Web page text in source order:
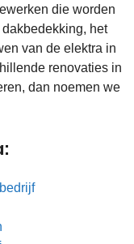
die worden
het
van de elektra in
renovaties in
dan noemen we